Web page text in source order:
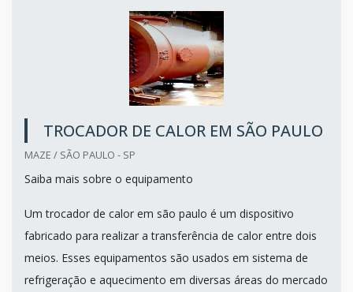
TROCADOR DE CALOR EM SÃO PAULO
MAZE / SÃO PAULO - SP
Saiba mais sobre o equipamento
Um trocador de calor em são paulo é um dispositivo
fabricado para realizar a transferência de calor entre dois
meios. Esses equipamentos são usados em sistema de
refrigeração e aquecimento em diversas áreas do mercado